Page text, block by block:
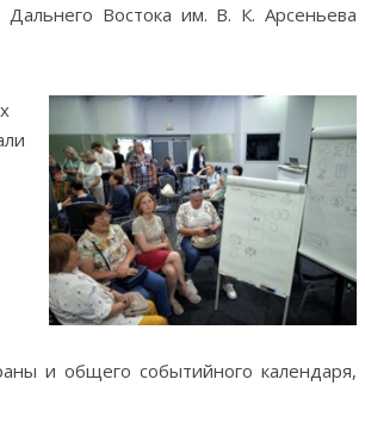
Дальнего Востока им. В. К. Арсеньева
и общего событийного календаря,